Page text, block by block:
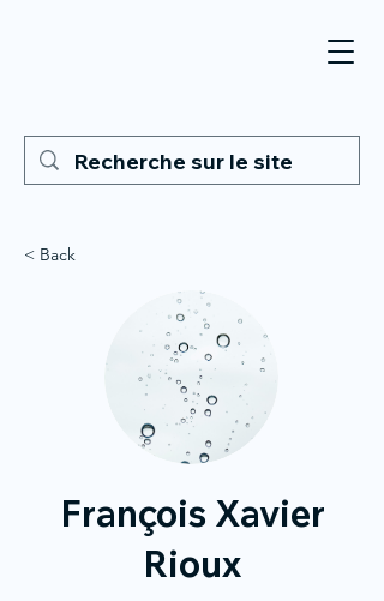
< Back
François Xavier
Rioux